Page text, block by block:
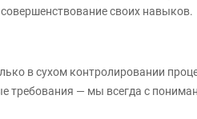
своих навыков.
в сухом контролировании
— мы всегда с